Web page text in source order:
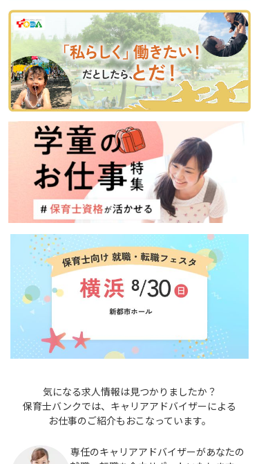
気になる求人情報は見つかりましたか？
保育士バンクでは、キャリアアドバイザーによる
お仕事のご紹介もおこなっています。
専任のキャリアアドバイザーがあなたの